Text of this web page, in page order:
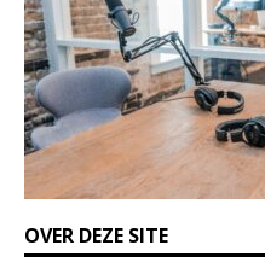
i
e
l
d
b
l
n
k
.
OVER DEZE SITE